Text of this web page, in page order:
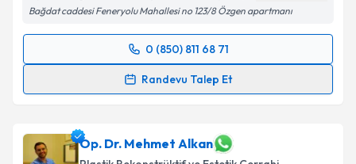
Takvim Talebini Gönder
Bağdat caddesi Feneryolu Mahallesi no 123/8 Özgen apartmanı
0 (850) 811 68 71
Randevu Talep Et
Randevu Takvimi Talebi
takvim hazırlandığında e-posta ile bilgilendireceğiz.
Op. Dr. Mehmet Alkan